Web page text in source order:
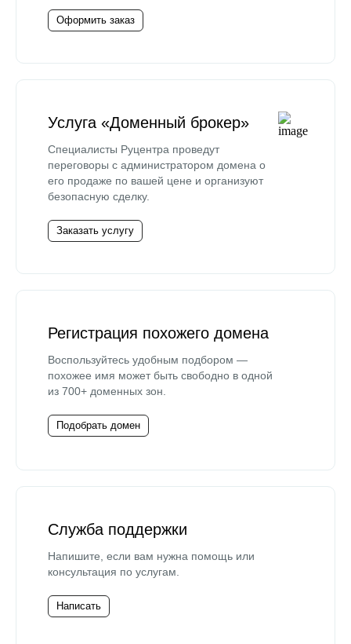
Оформить заказ
Услуга «Доменный брокер»
Специалисты Руцентра проведут
переговоры с администратором домена о
его продаже по вашей цене и организуют
безопасную сделку.
Заказать услугу
Регистрация похожего домена
Воспользуйтесь удобным подбором —
похожее имя может быть свободно в одной
из 700+ доменных зон.
Подобрать домен
Служба поддержки
Напишите, если вам нужна помощь или
консультация по услугам.
Написать